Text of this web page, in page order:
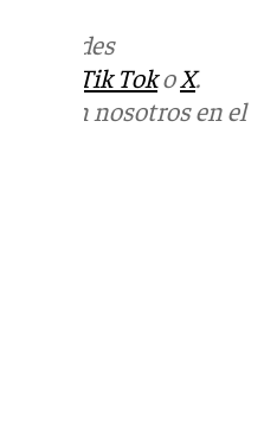
en las redes
Tik TokoX.
con nosotros en el